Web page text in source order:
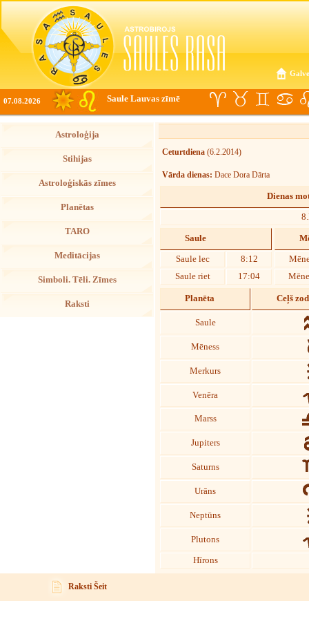
07.08.2026 Saule Lauvas zīmē
Astroloģija
Stihijas
Astroloģiskās zīmes
Planētas
TARO
Meditācijas
Simboli. Tēli. Zīmes
Raksti
Ceturtdiena (6.2.2014)
Vārda dienas: Dace Dora Dārta
Dienas
Saule
Saule lec
8:12
Saule riet
17:04
Planēta Ceļš
Saule
Mēness
Merkurs
Venēra
Marss
Jupiters
Saturns
Urāns
Neptūns
Plutons
Hīrons
Raksti Šeit